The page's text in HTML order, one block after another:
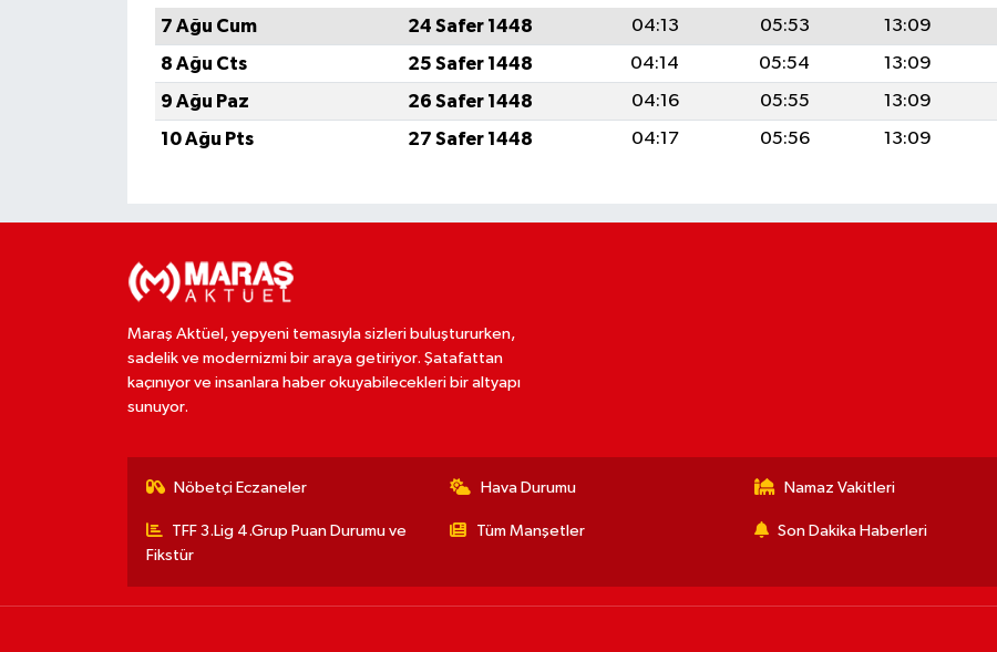
7 Ağu Cum
24 Safer 1448 04:13 05:53 13:09
8 Ağu Cts
25 Safer 1448 04:14 05:54 13:09
9 Ağu Paz
26 Safer 1448 04:16 05:55 13:09
10 Ağu Pts
27 Safer 1448 04:17 05:56 13:09
Maraş Aktüel, yepyeni temasıyla sizleri buluştururken,
sadelik ve modernizmi bir araya getiriyor. Şatafattan
kaçınıyor ve insanlara haber okuyabilecekleri bir altyapı
sunuyor.
Nöbetçi Eczaneler Hava Durumu Namaz Vakitleri
TFF 3.Lig 4.Grup Puan Durumu ve
Fikstür
Tüm Manşetler Son Dakika Haberleri